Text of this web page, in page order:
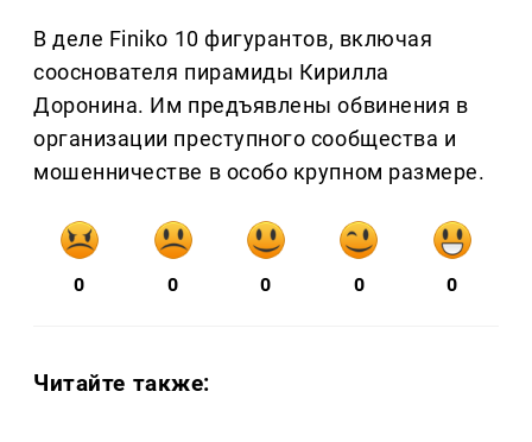
В деле Finiko 10 фигурантов, включая
сооснователя пирамиды Кирилла
Доронина. Им предъявлены обвинения в
организации преступного сообщества и
мошенничестве в особо крупном размере.
0 0 0 0 0
Читайте также: